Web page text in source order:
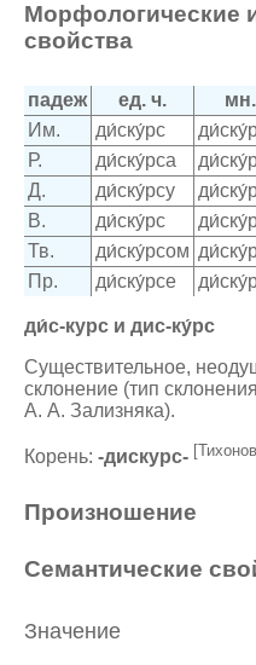
Морфологические
свойства
падеж ед. ч.
Им.
ди́ску́рс
Р.
ди́ску́рса
Д.
ди́ску́рсу
В.
ди́ску́рс
Тв.
ди́ску́рсом
Пр.
ди́ску́рсе
ди́с-курс и дис-ку́рс
Существительное,
склонение (тип
А. А. Зализняка).
Корень: -дискурс-
Произношение
Семантические
Значение